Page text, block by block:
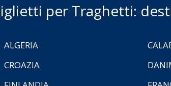
per Traghetti:
ALGERIA
CROAZIA